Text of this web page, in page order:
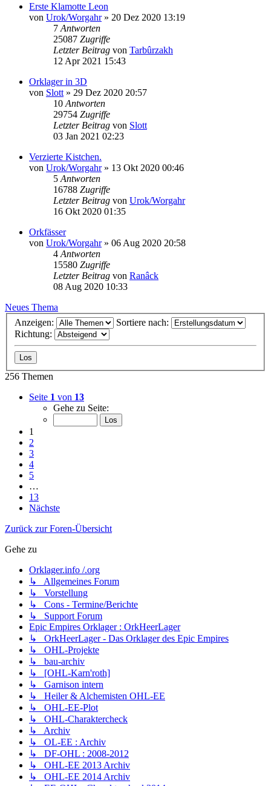
Erste Klamotte Leon
von Urok/Worgahr» 20 Dez 2020 13:19
7 Antworten
25087 Zugriffe
Letzter Beitrag von Tarbûrzakh
12 Apr 2021 15:43
Orklager in 3D
von Slott » 29 Dez 2020 20:57
10 Antworten
29754 Zugriffe
Letzter Beitrag von Slott
03 Jan 2021 02:23
Verzierte Kistchen.
von Urok/Worgahr» 13 Okt 2020 00:46
5 Antworten
16788 Zugriffe
Letzter Beitrag von Urok/Worgahr
16 Okt 2020 01:35
Orkfässer
von Urok/Worgahr» 06 Aug 2020 20:58
4 Antworten
15580 Zugriffe
Letzter Beitrag von Ranâck
08 Aug 2020 10:33
Neues Thema
Anzeigen:
Sortiere nach:
Richtung:
256 Themen
Seite 1 von 13
Gehe zu Seite:
1
2
3
4
5
…
13
Nächste
Zurück zur Foren-Übersicht
Gehe zu
Orklager.info /.org
↳ Allgemeines Forum
↳ Vorstellung
↳ Cons - Termine/Berichte
↳ Support Forum
Epic Empires Orklager : OrkHeerLager
↳ OrkHeerLager - Das Orklager des Epic Empires
↳ OHL-Projekte
↳ bau-archiv
↳ [OHL-Karn'roth]
↳ Garnison intern
↳ Heiler & Alchemisten OHL-EE
↳ OHL-EE-Plot
↳ OHL-Charaktercheck
↳ Archiv
↳ OL-EE : Archiv
↳ DF-OHL : 2008-2012
↳ OHL-EE 2013 Archiv
↳ OHL-EE 2014 Archiv